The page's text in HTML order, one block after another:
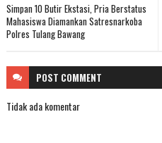
Simpan 10 Butir Ekstasi, Pria Berstatus
Mahasiswa Diamankan Satresnarkoba
Polres Tulang Bawang
POST COMMENT
Tidak ada komentar